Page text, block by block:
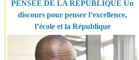
PENSÉE DE LA RÉPUBLIQUE Un
discours pour penser l’excellence,
l’école et la République